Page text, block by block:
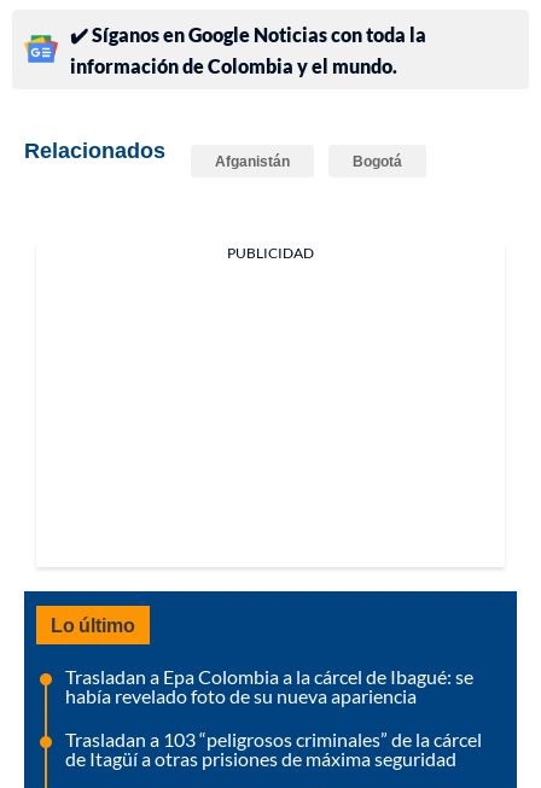
✔️ Síganos en Google Noticias con toda la
información de Colombia y el mundo.
Relacionados Afganistán Bogotá
PUBLICIDAD
Lo último
Trasladan a Epa Colombia a la cárcel de Ibagué: se
había revelado foto de su nueva apariencia
Trasladan a 103 “peligrosos criminales” de la cárcel
de Itagüí a otras prisiones de máxima seguridad